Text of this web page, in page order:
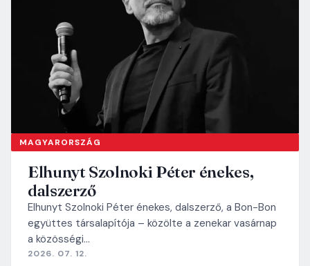
MAGYARORSZÁG
Elhunyt Szolnoki Péter énekes,
dalszerző
Elhunyt Szolnoki Péter énekes, dalszerző, a Bon-Bon
együttes társalapítója – közölte a zenekar vasárnap
a közösségi…
2026. 07. 12.